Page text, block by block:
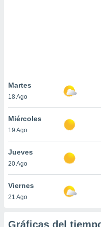
únicos
similares
como
IP
posible
traten tus
en
Para
Martes
18 Ago
Miércoles
19 Ago
Jueves
20 Ago
Viernes
21 Ago
Gráficas del